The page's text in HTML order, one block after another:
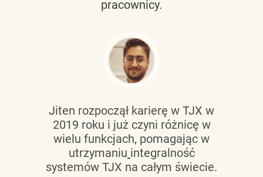
pracownicy.
Jiten rozpoczął karierę w TJX w
2019 roku i już czyni różnicę w
wielu funkcjach, pomagając w
utrzymaniu integralność
systemów TJX na całym świecie.